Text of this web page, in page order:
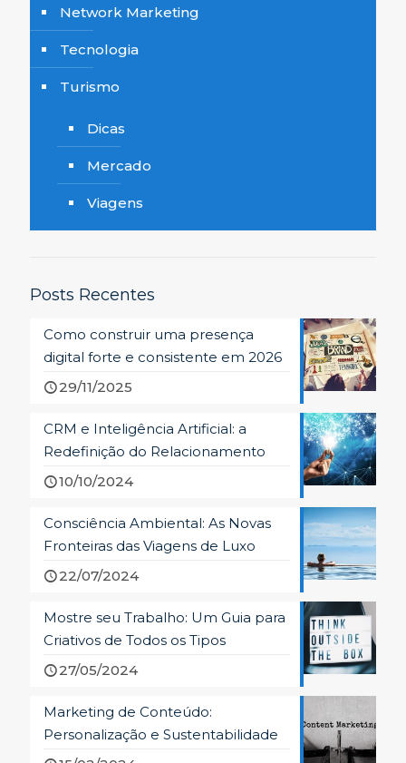
Network Marketing
Tecnologia
Turismo
Dicas
Mercado
Viagens
Posts Recentes
Como construir uma presença
digital forte e consistente em 2026
29/11/2025
CRM e Inteligência Artificial: a
Redefinição do Relacionamento
10/10/2024
Consciência Ambiental: As Novas
Fronteiras das Viagens de Luxo
22/07/2024
Mostre seu Trabalho: Um Guia para
Criativos de Todos os Tipos
27/05/2024
Marketing de Conteúdo:
Personalização e Sustentabilidade